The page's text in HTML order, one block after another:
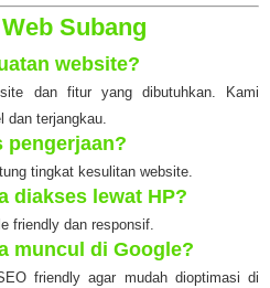
Subang
website?
dan fitur yang dibutuhkan. Kami
dan terjangkau.
pengerjaan?
tingkat kesulitan website.
diakses lewat HP?
friendly dan responsif.
muncul di Google?
friendly agar mudah dioptimasi di